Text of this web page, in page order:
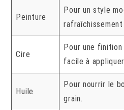
Peinture
Pour un style
Cire
Pour une
facile à
Huile
Pour nourrir le
grain.